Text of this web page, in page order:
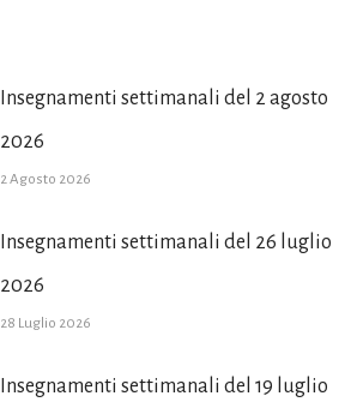
Insegnamenti settimanali del 2 agosto
2026
2 Agosto 2026
Insegnamenti settimanali del 26 luglio
2026
28 Luglio 2026
Insegnamenti settimanali del 19 luglio